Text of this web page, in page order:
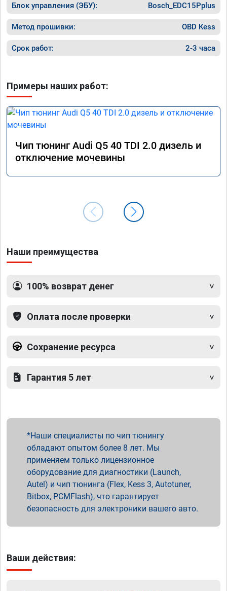
Блок управления (ЭБУ): Bosch_EDC15Pplus
Метод прошивки: OBD Kess
Срок работ: 2-3 часа
Примеры наших работ:
Чип тюнинг Audi Q5 40 TDI 2.0 дизель и
отключение мочевины
Наши преимущества
100% возврат денег
Оплата после проверки
Сохранение ресурса
Гарантия 5 лет
Наши специалисты по чип тюнингу
обладают опытом более 8 лет. Мы
применяем только лицензионное
оборудование для диагностики (Launch,
Autel) и чип тюнинга (Flex, Kess 3, Autotuner,
Bitbox, PCMFlash), что гарантирует
безопасность для электроники вашего авто.
Ваши действия: